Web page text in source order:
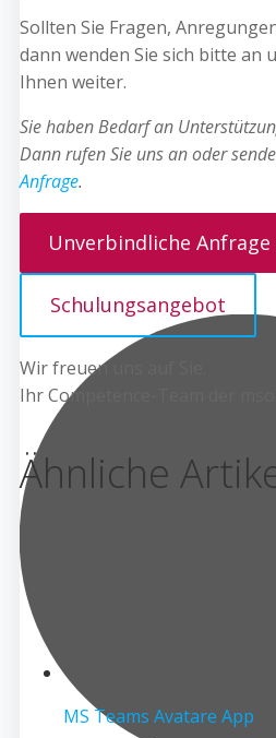
Sollten Sie Fragen,
dann wenden Sie sich bitte an
Ihnen weiter.
Sie haben Bedarf an
Dann rufen Sie uns an oder
Anfrage.
Unverbindliche Anfrage
Schulungsangebot
Wir freuen uns auf Sie.
Ihr Competence-Team der
Ähnliche
MS Teams Avatare App